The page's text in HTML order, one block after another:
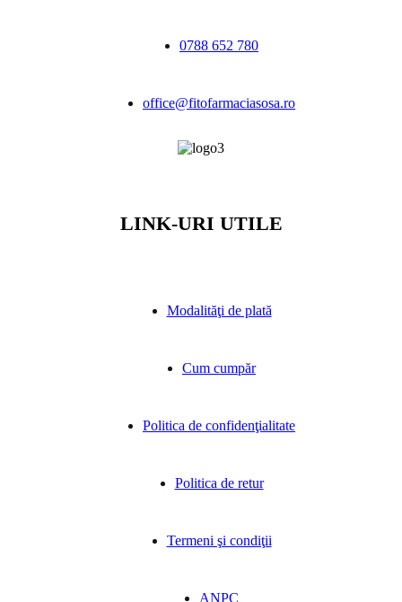
0788 652 780
office@fitofarmaciasosa.ro
LINK-URI UTILE
Modalităţi de plată
Cum cumpăr
Politica de confidenţialitate
Politica de retur
Termeni şi condiţii
ANPC